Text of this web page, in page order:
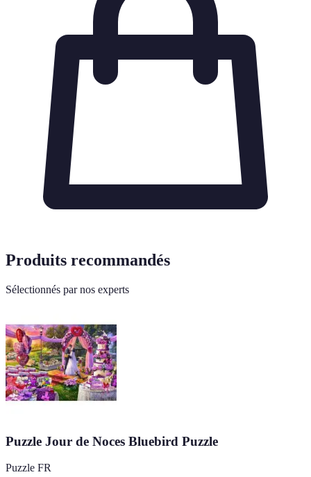
Produits recommandés
Sélectionnés par nos experts
Puzzle Jour de Noces Bluebird Puzzle
Puzzle FR